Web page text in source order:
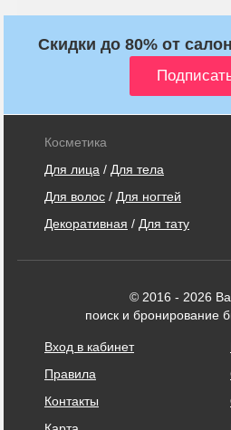
Скидки до 80% от
Косметика
Для лица / Для тела
Для волос / Для ногтей
Декоративная / Для тату
© 2016 - 2026
поиск и бронирование
Вход в кабинет
Правила
Контакты